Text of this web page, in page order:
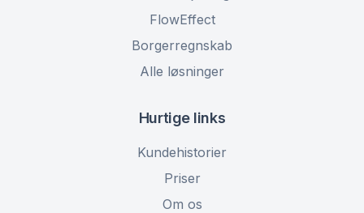
FlowEffect
Borgerregnskab
Alle løsninger
Hurtige links
Kundehistorier
Priser
Om os